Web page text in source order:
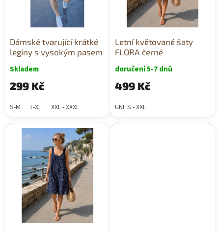
Dámské tvarující krátké
legíny s vysokým pasem
Skladem
299 Kč
S-M L-XL XXL - XXXL
Letní květované šaty
FLORA černé
doručení 5-7 dnů
499 Kč
UNI: S - XXL